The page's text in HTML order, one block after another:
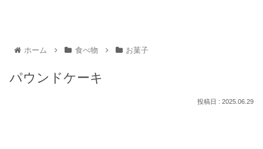
ホーム 食べ物 お菓子
パウンドケーキ
2025.06.29